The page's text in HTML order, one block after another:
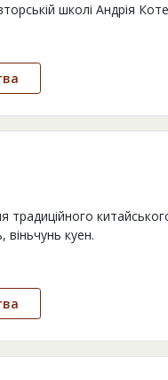
школі Андрія
традиційного
куен.